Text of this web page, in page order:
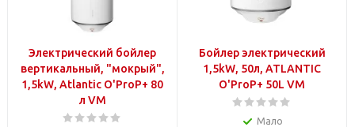
Электрический бойлер
вертикальный, "мокрый",
1,5kW, Atlantic O'ProP+ 80
л VM
Бойлер электрический
1,5kW, 50л, ATLANTIC
O'ProP+ 50L VM
Мало